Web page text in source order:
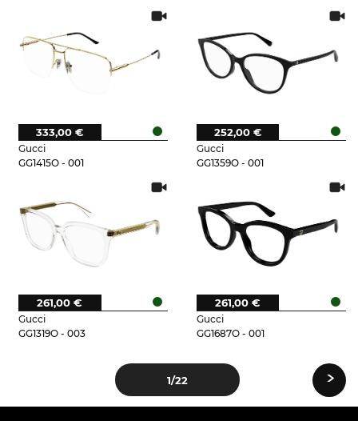
Gucci
GG1415O - 001
333,00 €
Gucci
GG1359O - 001
252,00 €
Gucci
GG1319O - 003
261,00 €
Gucci
GG1687O - 001
261,00 €
1/22 ›